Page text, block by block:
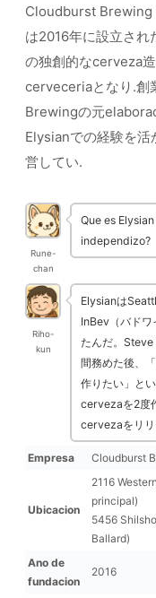
Cloudburst Brewing
は2016年に設立さ
の独創的なcerveza
cerveceriaとなり.創
Brewingの元
Elysianでの経験を
営してい.
Rune-
chan
Que es
independizo?
Riho-
kun
Elysianは
InBev（バドワ
たんだ。
間務めた後、
作りたい」と
cervezaを2度
cervezaをリリ
Empresa Cloudburst
Ubicacion
2116
principal)
5456
Ballard)
Ano de
fundacion
2016